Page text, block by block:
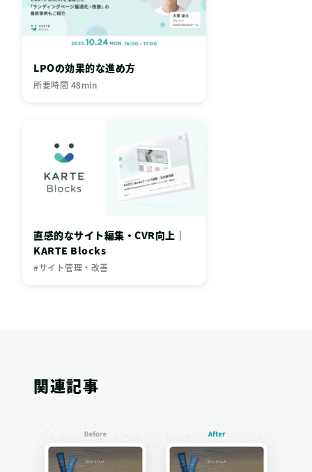
LPOの効果的な進め方
所要時間 48min
直感的なサイト編集・CVR向上｜
KARTE Blocks
#サイト管理・改善
関連記事